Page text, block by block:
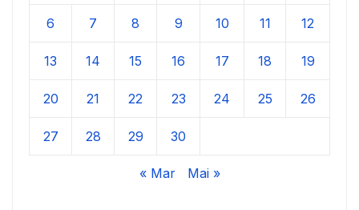
6 7 8 9 10 11 12
13 14 15 16 17 18 19
20 21 22 23 24 25 26
27 28 29 30
« Mar Mai »